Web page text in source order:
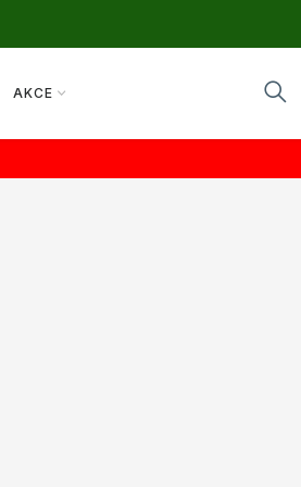
AKCE